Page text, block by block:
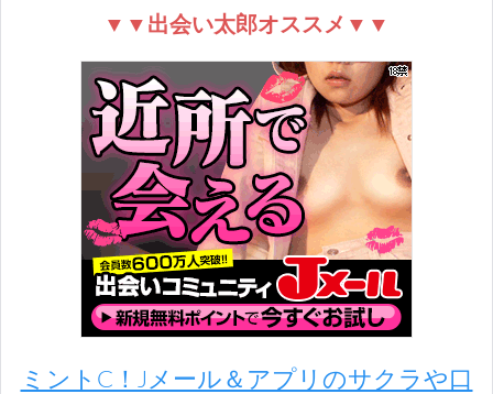
▼▼出会い太郎オススメ▼▼
ミントC！Jメール＆アプリのサクラや口